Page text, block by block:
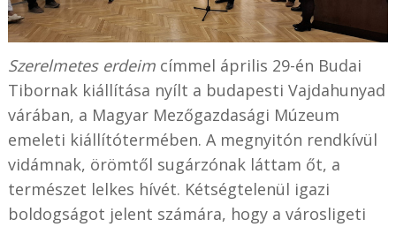
Szerelmetes erdeimcímmel április 29-én Budai
Tibornak kiállítása nyílt a budapesti Vajdahunyad
várában, a Magyar Mezőgazdasági Múzeum
emeleti kiállítótermében. A megnyitón rendkívül
vidámnak, örömtől sugárzónak láttam őt, a
természet lelkes hívét. Kétségtelenül igazi
boldogságot jelent számára, hogy a városligeti